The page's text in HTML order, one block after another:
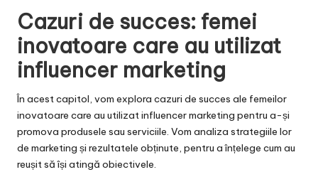
Cazuri de succes: femei
inovatoare care au utilizat
influencer marketing
În acest capitol, vom explora cazuri de succes ale femeilor
inovatoare care au utilizat influencer marketing pentru a-și
promova produsele sau serviciile. Vom analiza strategiile lor
de marketing și rezultatele obținute, pentru a înțelege cum au
reușit să își atingă obiectivele.